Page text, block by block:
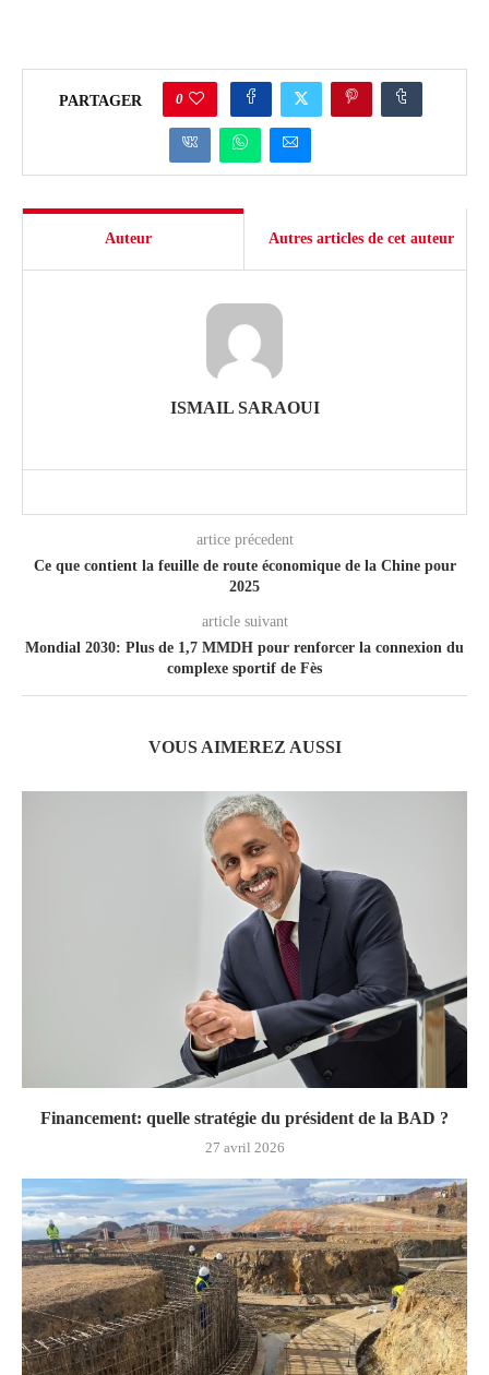
PARTAGER 0
Auteur Autres articles de cet auteur
ISMAIL SARAOUI
artice précedent
Ce que contient la feuille de route économique de la Chine pour
2025
article suivant
Mondial 2030: Plus de 1,7 MMDH pour renforcer la connexion du
complexe sportif de Fès
VOUS AIMEREZ AUSSI
Financement: quelle stratégie du président de la BAD ?
27 avril 2026